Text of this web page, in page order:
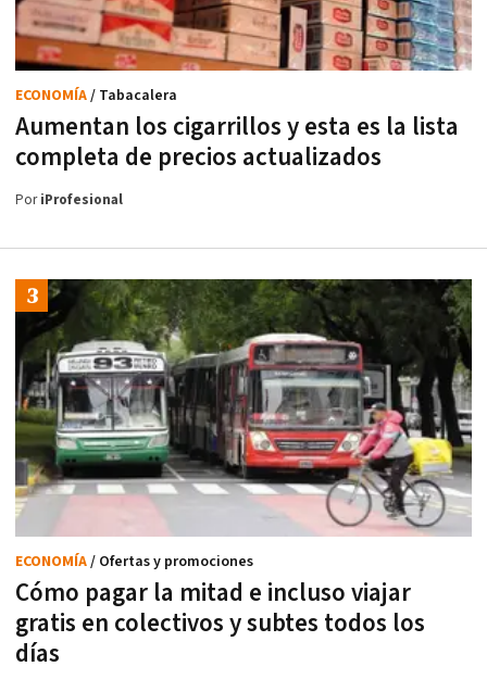
Aumentan los cigarrillos y esta es la lista
completa de precios actualizados
ECONOMÍA/ Tabacalera
PoriProfesional
Cómo pagar la mitad e incluso viajar
gratis en colectivos y subtes todos los
días
ECONOMÍA/ Ofertas y promociones